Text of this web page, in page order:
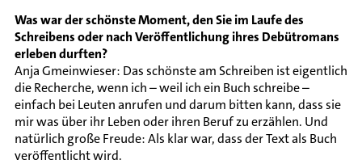
Was war der schönste Moment, den Sie im Laufe des
Schreibens oder nach Veröffentlichung ihres Debütromans
erleben durften?
Anja Gmeinwieser: Das schönste am Schreiben ist eigentlich
die Recherche, wenn ich – weil ich ein Buch schreibe –
einfach bei Leuten anrufen und darum bitten kann, dass sie
mir was über ihr Leben oder ihren Beruf zu erzählen. Und
natürlich große Freude: Als klar war, dass der Text als Buch
veröffentlicht wird.